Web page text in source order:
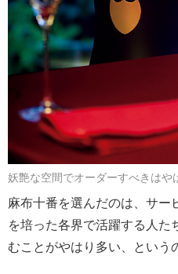
妖艶な空間でオーダーすべきはや
麻布十番を選んだのは、サ
を培った各界で活躍する人た
むことがやはり多い、という